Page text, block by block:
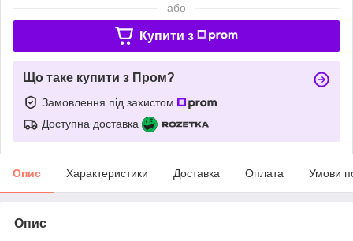
або
Купити з
Що таке купити з Пром?
Замовлення під захистом
Доступна доставка
Опис Характеристики Доставка Оплата Умови
Опис